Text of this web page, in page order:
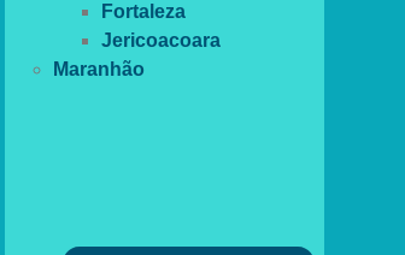
Fortaleza
Jericoacoara
Maranhão